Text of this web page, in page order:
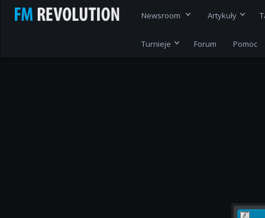
Newsroom Artykuły
Turnieje Forum Pomoc